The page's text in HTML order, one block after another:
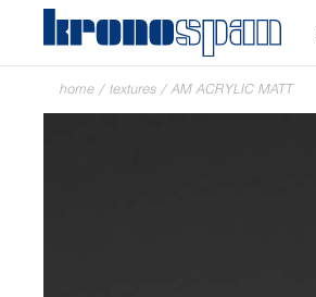
home / textures /AM ACRYLIC MATT